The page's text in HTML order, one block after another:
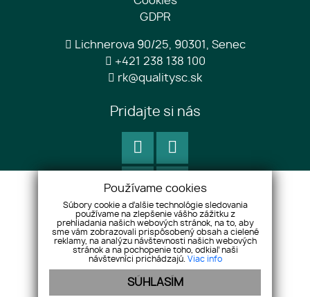
GDPR
Lichnerova 90/25, 90301, Senec
+421 238 138 100
rk@qualitysc.sk
Pridajte si nás
Používame cookies
Súbory cookie a ďalšie technológie sledovania
používame na zlepšenie vášho zážitku z
prehliadania našich webových stránok, na to, aby
sme vám zobrazovali prispôsobený obsah a cielené
reklamy, na analýzu návštevnosti našich webových
stránok a na pochopenie toho, odkiaľ naši
návštevníci prichádzajú. Viac info
SÚHLASÍM